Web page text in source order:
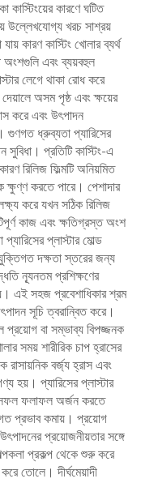
কাস্টিংয়ের কারণে ঘটিত
উল্লেখযোগ্য খরচ সাশ্রয়
কারণ কাস্টিং খোলার ব্যর্থ
অংশগুলি এবং ব্যয়বহুল
লেগে থাকা রোধ করে
অসম পৃষ্ঠ এবং ক্ষয়ের
করে এবং উৎপাদন
গুণগত ধ্রুব্যতা প্যারিসের
সুবিধা। প্রতিটি কাস্টিং-এ
রিলিজ ফিল্মটি অনিয়মিত
ক্ষুণ্ণ করতে পারে। পেশাদার
করে যখন সঠিক রিলিজ
কাজ এবং ক্ষতিগ্রস্ত অংশ
প্লাস্টার মোল্ড
দক্ষতা স্তরের জন্য
ন্যূনতম প্রশিক্ষণের
এই সহজ প্রবেশাধিকার শ্রম
সূচি ত্বরান্বিত করে।
প্রয়োগ বা সম্ভাব্য বিপজ্জনক
সময় শারীরিক চাপ হ্রাসের
রাসায়নিক বর্জ্য হ্রাস এবং
হয়। প্যারিসের প্লাস্টার
সফল ফলাফল অর্জন করতে
প্রভাব কমায়। প্রয়োগ
প্রয়োজনীয়তার সঙ্গে
প্রকল্প থেকে শুরু করে
তোলে। দীর্ঘমেয়াদী